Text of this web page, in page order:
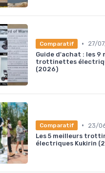
Comparatif •
27/
Guide d'achat : les 9
trottinettes
(2026)
Comparatif •
23/
Les 5 meilleurs
électriques Kukirin